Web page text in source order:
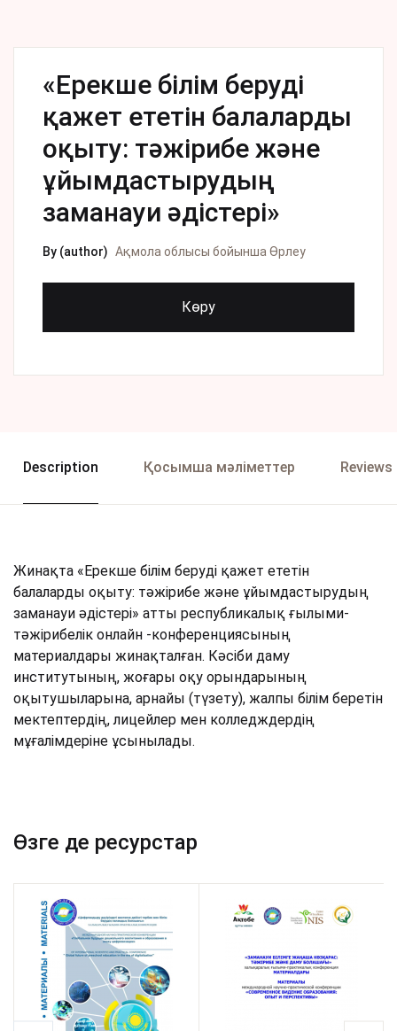
«Ерекше білім беруді
қажет ететін балаларды
оқыту: тəжірибе жəне
ұйымдастырудың
заманауи əдістері»
By (author) Ақмола облысы бойынша Өрлеу
Көру
Description Қосымша мәліметтер Reviews
Жинақта «Ерекше білім беруді қажет ететін
балаларды оқыту: тəжірибе жəне ұйымдастырудың
заманауи əдістері» атты республикалық ғылыми-
тəжірибелік онлайн -конференциясының
материалдары жинақталған. Кəсіби даму
институтының, жоғары оқу орындарының
оқытушыларына, арнайы (түзету), жалпы білім беретін
мектептердің, лицейлер мен колледждердің
мұғалімдеріне ұсынылады.
Өзге де ресурстар